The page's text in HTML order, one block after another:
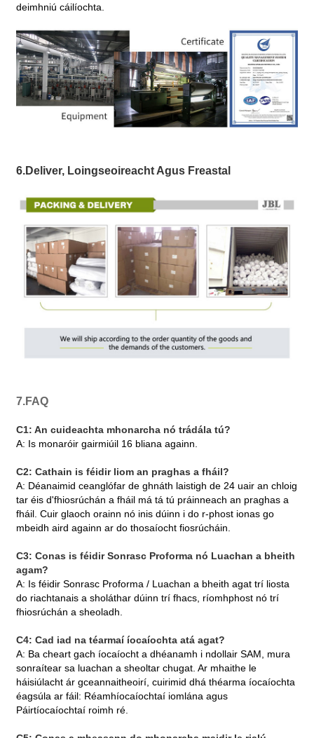
deimhniú cáilíochta.
6.Deliver, Loingseoireacht Agus Freastal
7.FAQ
C1: An cuideachta mhonarcha nó trádála tú?
A: Is monaróir gairmiúil 16 bliana againn.
C2: Cathain is féidir liom an praghas a fháil?
A: Déanaimid ceanglófar de ghnáth laistigh de 24 uair an chloig
tar éis d'fhiosrúchán a fháil má tá tú práinneach an praghas a
fháil. Cuir glaoch orainn nó inis dúinn i do r-phost ionas go
mbeidh aird againn ar do thosaíocht fiosrúcháin.
C3: Conas is féidir Sonrasc Proforma nó Luachan a bheith
agam?
A: Is féidir Sonrasc Proforma / Luachan a bheith agat trí liosta
do riachtanais a sholáthar dúinn trí fhacs, ríomhphost nó trí
fhiosrúchán a sheoladh.
C4: Cad iad na téarmaí íocaíochta atá agat?
A: Ba cheart gach íocaíocht a dhéanamh i ndollair SAM, mura
sonraítear sa luachan a sheoltar chugat. Ar mhaithe le
háisiúlacht ár gceannaitheoirí, cuirimid dhá théarma íocaíochta
éagsúla ar fáil: Réamhíocaíochtaí iomlána agus
Páirtíocaíochtaí roimh ré.